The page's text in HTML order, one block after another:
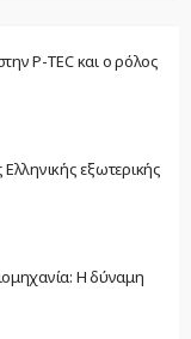
P-TEC και ο ρόλος
εξωτερικής
Η δύναμη